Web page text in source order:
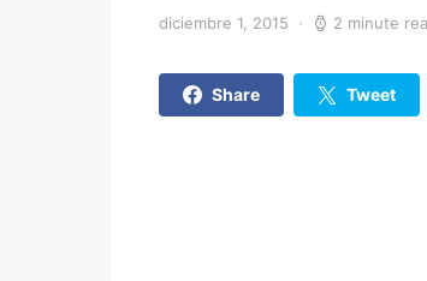
diciembre 1, 2015 2 minute
Share Tweet